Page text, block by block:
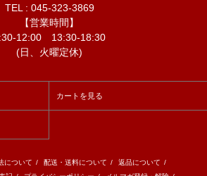
TEL : 045-323-3869
【営業時間】
12:00 13:30-18:30
(日、火曜定休)
カートを見る
について / 配送・送料について / 返品について /